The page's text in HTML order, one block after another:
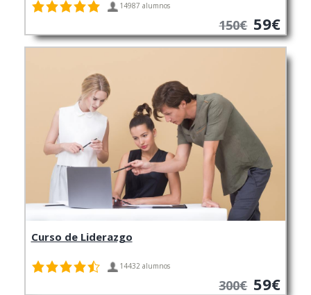
14987 alumnos
150€ 59€
Curso de Liderazgo
14432 alumnos
300€ 59€